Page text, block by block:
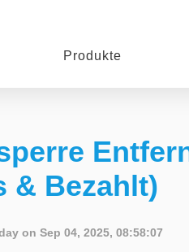
Produkte
& Bezahlt)
on Sep 04, 2025, 08:58:07